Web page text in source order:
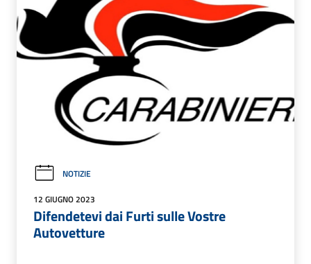
NOTIZIE
12 GIUGNO 2023
Difendetevi dai Furti sulle Vostre
Autovetture